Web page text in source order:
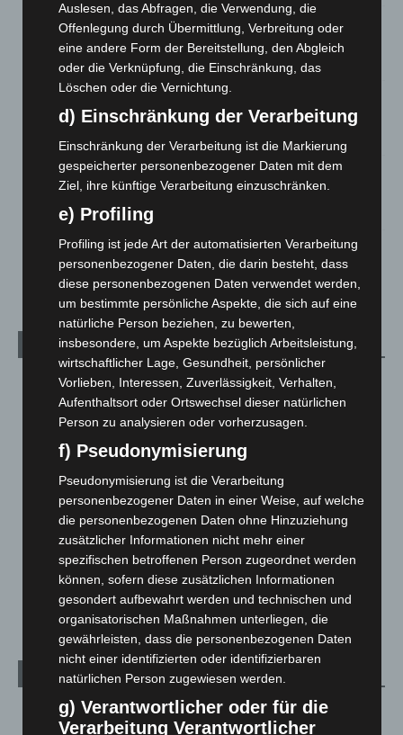
Brand im „Haus der Begegnung“ in Neuwarmbüchen schnell
eingedämmt
6. August 2026
Region Hannover: 21 neue Notfallsanitäter starten beim
Roten Kreuz
Mann läuft mit Hockeyschläger über A7 – Polizei sucht
Zeugen
5. August 2026
Celle: Mensch stirbt bei Bagger-Unfall auf Baustelle
5. August 2026
Kategorien
Blaulicht
Corona-News
Langenhagen und Ortsteile
Leserbriefe
Menschen
Über uns
Veranstaltungen
1.271
Archiv
August 2026(14)
Auslesen, das Abfragen, die Verwendung, die
Offenlegung durch Übermittlung, Verbreitung oder
eine andere Form der Bereitstellung, den Abgleich
oder die Verknüpfung, die Einschränkung, das
Löschen oder die Vernichtung.
d) Einschränkung der Verarbeitung
Einschränkung der Verarbeitung ist die Markierung
gespeicherter personenbezogener Daten mit dem
Ziel, ihre künftige Verarbeitung einzuschränken.
e) Profiling
Profiling ist jede Art der automatisierten Verarbeitung
personenbezogener Daten, die darin besteht, dass
diese personenbezogenen Daten verwendet werden,
um bestimmte persönliche Aspekte, die sich auf eine
natürliche Person beziehen, zu bewerten,
insbesondere, um Aspekte bezüglich Arbeitsleistung,
wirtschaftlicher Lage, Gesundheit, persönlicher
Vorlieben, Interessen, Zuverlässigkeit, Verhalten,
Aufenthaltsort oder Ortswechsel dieser natürlichen
Person zu analysieren oder vorherzusagen.
f) Pseudonymisierung
Pseudonymisierung ist die Verarbeitung
personenbezogener Daten in einer Weise, auf welche
die personenbezogenen Daten ohne Hinzuziehung
zusätzlicher Informationen nicht mehr einer
spezifischen betroffenen Person zugeordnet werden
können, sofern diese zusätzlichen Informationen
gesondert aufbewahrt werden und technischen und
organisatorischen Maßnahmen unterliegen, die
gewährleisten, dass die personenbezogenen Daten
nicht einer identifizierten oder identifizierbaren
natürlichen Person zugewiesen werden.
g) Verantwortlicher oder für die
Verarbeitung Verantwortlicher